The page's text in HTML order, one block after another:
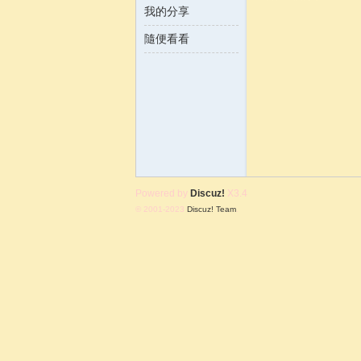
我的分享
隨便看看
Powered by Discuz! X3.4
© 2001-2023 Discuz! Team